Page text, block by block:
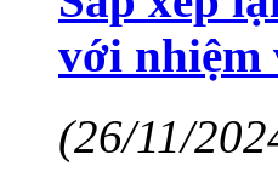
với nhiệm
(26/11/